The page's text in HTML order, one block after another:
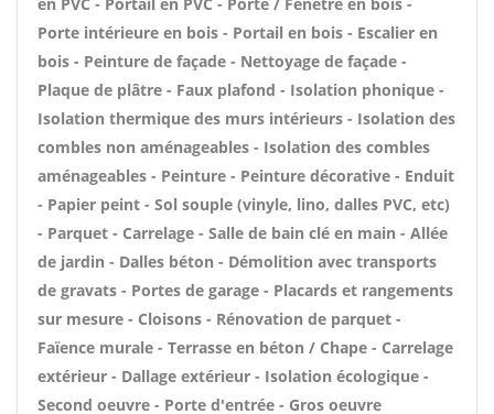
Porte intérieure en bois - Portail en bois - Escalier en
bois - Peinture de façade - Nettoyage de façade -
Plaque de plâtre - Faux plafond - Isolation phonique -
Isolation thermique des murs intérieurs - Isolation des
combles non aménageables - Isolation des combles
aménageables - Peinture - Peinture décorative - Enduit
- Papier peint - Sol souple (vinyle, lino, dalles PVC, etc)
- Parquet - Carrelage - Salle de bain clé en main - Allée
de jardin - Dalles béton - Démolition avec transports
de gravats - Portes de garage - Placards et rangements
sur mesure - Cloisons - Rénovation de parquet -
Faïence murale - Terrasse en béton / Chape - Carrelage
extérieur - Dallage extérieur - Isolation écologique -
Second oeuvre - Porte d'entrée - Gros oeuvre